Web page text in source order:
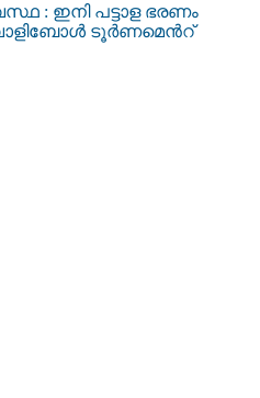
: ഇനി പട്ടാള ഭരണം
ടൂര്‍ണമെന്‍റ്